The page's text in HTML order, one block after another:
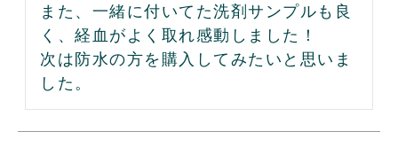
また、一緒に付いてた洗剤サンプルも良
く、経血がよく取れ感動しました！
次は防水の方を購入してみたいと思いま
した。